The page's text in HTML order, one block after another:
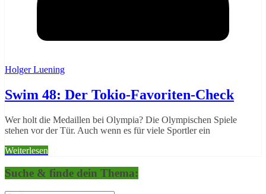
Holger Luening
Swim 48: Der Tokio-Favoriten-Check
Wer holt die Medaillen bei Olympia? Die Olympischen Spiele
stehen vor der Tür. Auch wenn es für viele Sportler ein
Weiterlesen
Suche & finde dein Thema: